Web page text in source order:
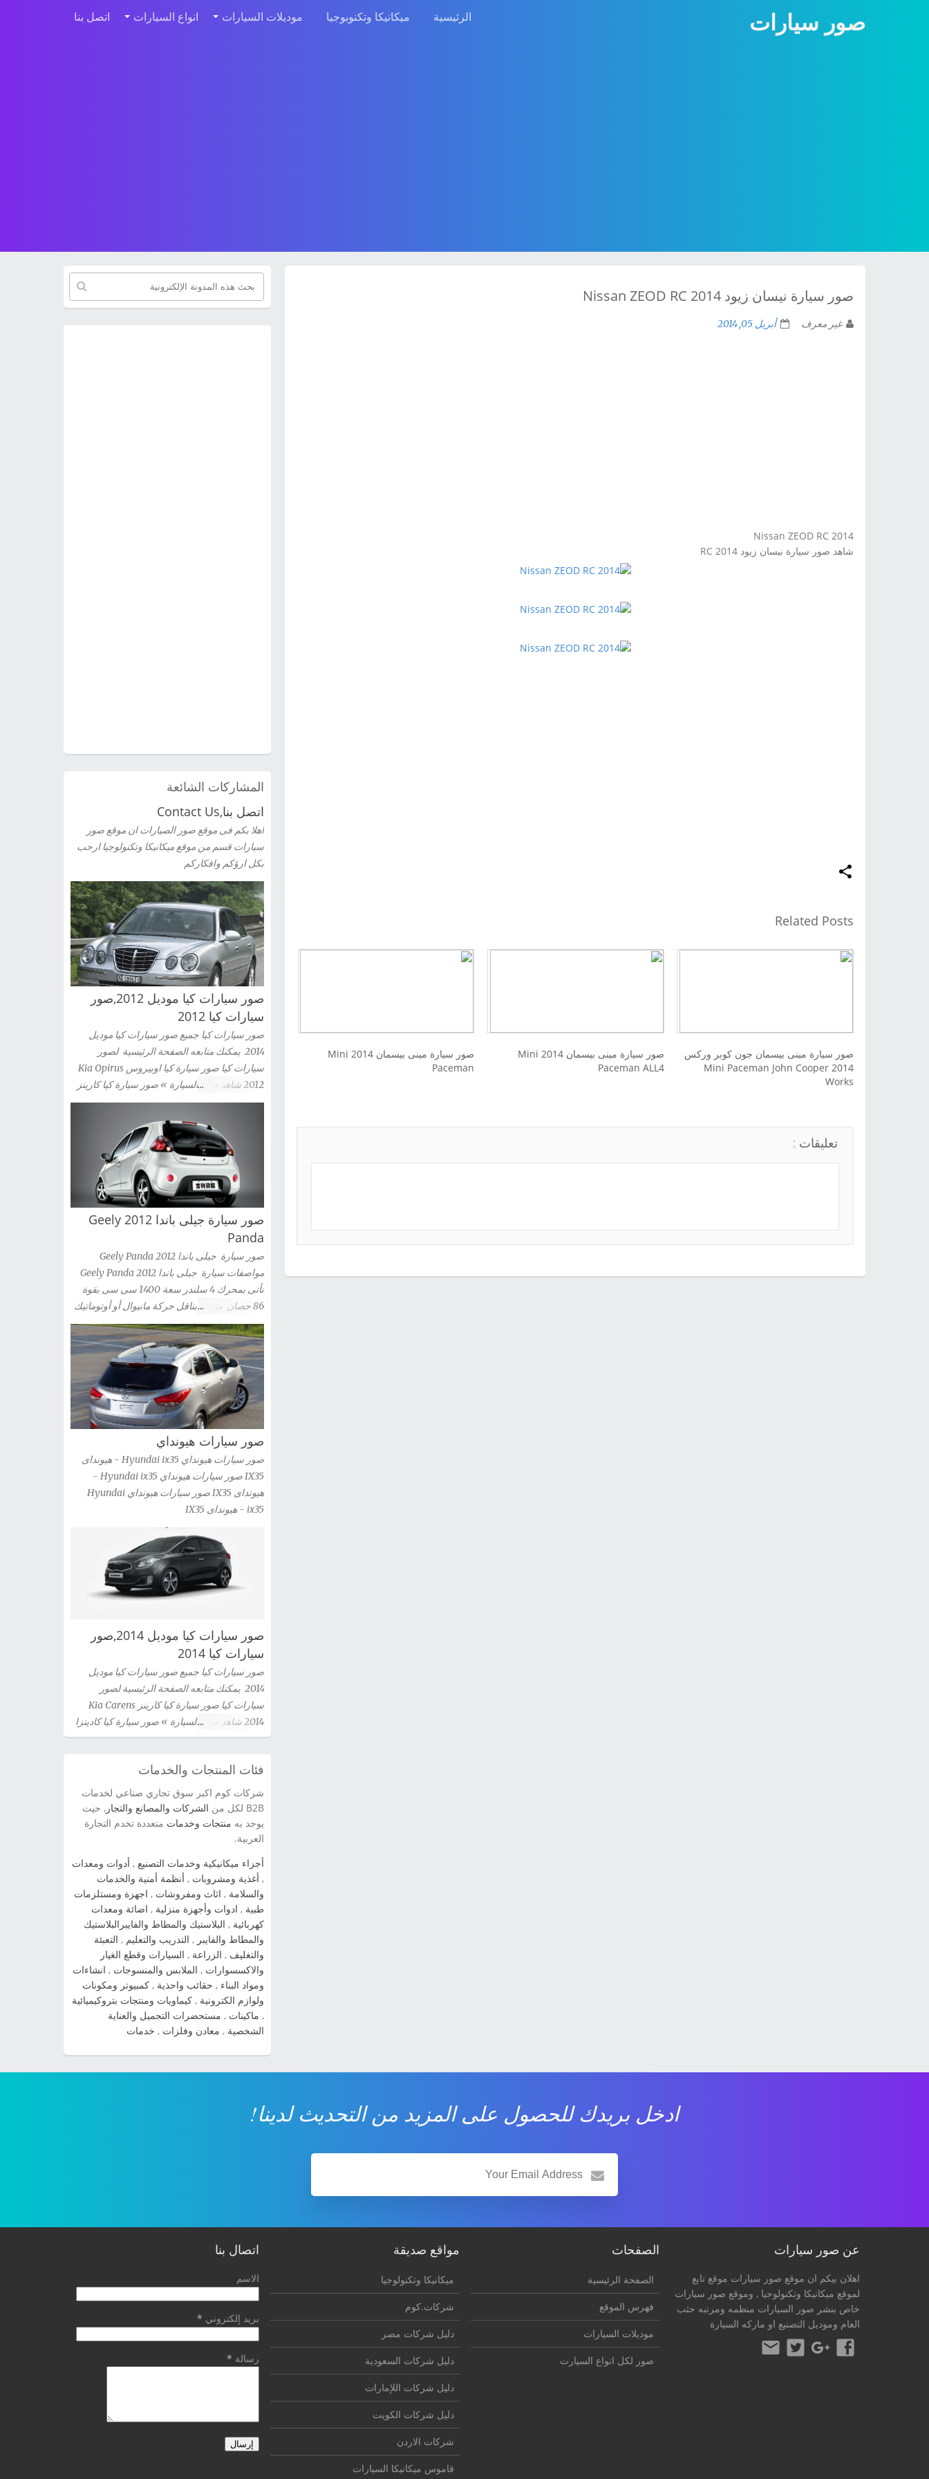
صور سيارات الرئيسية ميكانيكا وتكنوبوجيا موديلات السيارات انواع السيارات اتصل بنا
صور سيارة نيسان زيود 2014 Nissan ZEOD RC
غير معرف أبريل 05, 2014
2014
Nissan ZEOD RC
شاهد صور سيارة نيسان زيود RC 2014
Related Posts
صور سيارة مينى بيسمان جون كوبر وركس
2014 Mini Paceman John Cooper
Works
صور سيارة مينى بيسمان 2014 Mini
Paceman ALL4
صور سيارة مينى بيسمان 2014 Mini
Paceman
تعليقات :
المشاركات الشائعة
اتصل بنا,Contact Us
اهلا بكم فى موقع صور الصيارات ان موقع صور
سيارات قسم من موقع ميكانيكا وتكنولوجيا ارحب
بكل ارؤكم وافكاركم
صور سيارات كيا موديل 2012,صور
سيارات كيا 2012
صور سيارات كيا جميع صور سيارات كيا موديل
2014 يمكنك متابعه الصفحة الرئيسية لصور
سيارات كيا صور سيارة كيا اوبيروس Kia Opirus
2012 شاهد صور السيارة » صور سيارة كيا كارينز
2012 Kia Carens شاهد صور السيارة » صور
سيارة كيا سيراتو كوبية Kia Cerato Coupe 2012
mohave 2012 شاهد صور السيارة » صور سيارة
كيا سبورتاج 2012 Kia Sportag شاهد صور
السيارة » صور سيارة كيا سول 2012 Kia Sou
Sorento 2012 شاهد صور السيارة » صور سيارة
صور السيارة » صور سيارة كيا ريو 2012 kia Rio
2012 Kia Rio 3-door شاهد صور السيارة » صور
صور السيارة » صور سيارة كيا اوبتيما kia optima
2012 شاهد صور السيارة » صور سيارات كيا G...
صور سيارة جيلى باندا 2012 Geely
Panda
صور سيارة جيلى باندا 2012 Geely Panda
مواصفات سيارة جيلى باندا 2012 Geely Panda
تأتى بمحرك 4 سلندر سعة 1400 سى سى بقوة
86 حصان متصل بناقل حركة مانيوال أو أوتوماتيك
صور سيارة جيلى باندا 2012 Geely Panda
صور سيارات هيونداي
صور سيارات هيونداي Hyundai ix35 - هيونداى
IX35 صور سيارات هيونداي Hyundai ix35 -
هيونداى IX35 صور سيارات هيونداي Hyundai
ix35 - هيونداى IX35
صور سيارات كيا موديل 2014,صور
سيارات كيا 2014
صور سيارات كيا جميع صور سيارات كيا موديل
2014 يمكنك متابعه الصفحة الرئيسية لصور
سيارات كيا صور سيارة كيا كارينز Kia Carens
2014 شاهد صور السيارة » صور سيارة كيا كادينزا
Kia Cadenza 2014 شاهد صور السيارة » صور
شاهد صور السيارة » صور سيارة كيا اوبتيما Kia
Optima 2014 شاهد صور السيارة » سيارة كيا
سورينتو Kia Sorento 2014 شاهد صور السيارة »
cerato شاهد صور السيارة » صور سياراة سبورتاج
2014 شاهد صور السيارة » صور سيارات كيا اوبتيما
2014 شاهد صور السيارة » صور سيارات كيا سول
2014 شاهد صور السيارة » صور سيارات كيا بيكانتو
2014 شاهد صور السيارة » صور سيارات كيا
سيراتو 2014 شاهد صور السيارة » صورة سيارة
كيا ريو 2014 شاهد صور السيارة » صور سيارة كيا
kia cadenza 2014 شاهد صور السيارة » ...
فئات المنتجات والخدمات
شركات كوم اكبر سوق تجاري صناعي لخدمات
B2B لكل من
الشركات والمصانع والتجار , حيث
يوجد به منتجات وخدمات متعددة تخدم التجارة
العربية.
أجزاء ميكانيكية وخدمات التصنيع , أدوات ومعدات
, أغذية ومشروبات , أنظمة أمنية والخدمات
والسلامة , اثاث ومفروشات , اجهزة ومستلزمات
طبية , ادوات وأجهزة منزلية , اضائة ومعدات
كهربائية , البلاستيك والمطاط والفايبرالبلاستيك
والمطاط والفايبر , التدريب والتعليم , التعبئة
والتغليف , الزراعة , السيارات وقطع الغيار
والاكسسوارات , الملابس والمنسوجات , انشاءات
ومواد البناء , حقائب واحذية , كمبيوتر ومكونات
ولوازم الكترونية , كيماويات ومنتجات بتروكيميائية
, ماكينات , مستحضرات التجميل والعناية
الشخصية , معادن وفلزات , خدمات
ادخل بريدك للحصول على المزيد من التحديث لدينا!
عن صور سيارات
اهلان بيكم ان موقع صور سيارات موقع تابع
لموقع ميكانيكا وتكنولوجيا , وموقع صور سيارات
خاص بنشر صور السيارات منظمه ومرتبه حثب
العام وموديل التصنيع او ماركه السيارة
الصفحات
الصفحة الرئيسية
فهرس الموقع
موديلات السيارات
صور لكل انواع السيارت
مواقع صديقة
ميكانيكا وتكنولوجيا
شركات.كوم
دليل شركات مصر
دليل شركات السعودية
دليل شركات اللإمارات
دليل شركات الكويت
شركات الاردن
قاموس ميكانيكا السيارات
اتصال بنا
الاسم
بريد إلكتروني *
رسالة *